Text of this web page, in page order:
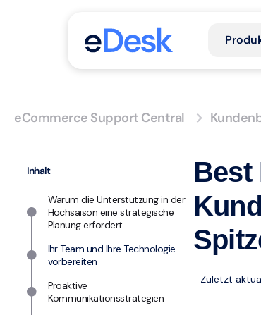
eCommerce Support Central
Inhalt
Warum die Unterstützung in der
Hochsaison eine strategische
Planung erfordert
Ihr Team und Ihre Technologie
vorbereiten
Proaktive
Kommunikationsstrategien
Best
Zuletzt